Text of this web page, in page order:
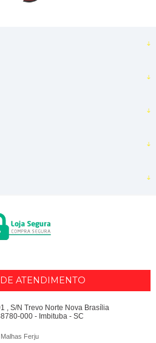
ATENDIMENTO
, S/N Trevo Norte Nova Brasília
000 - Imbituba - SC
Malhas Ferju